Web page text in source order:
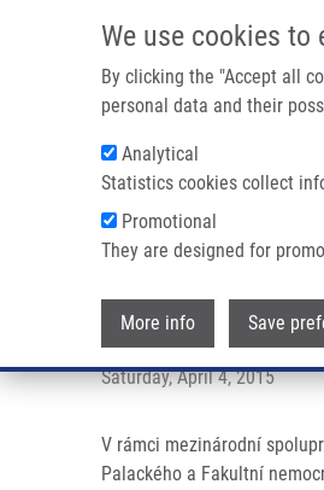
We use cookies to
By clicking the "Accept all
personal data and their
Analytical
Statistics cookies collect
Promotional
They are designed for
More info Save
Breadcrumb
Home Press Releases
How tumours
Saturday, April 4, 2015
V rámci mezinárodní
Palackého a Fakultní